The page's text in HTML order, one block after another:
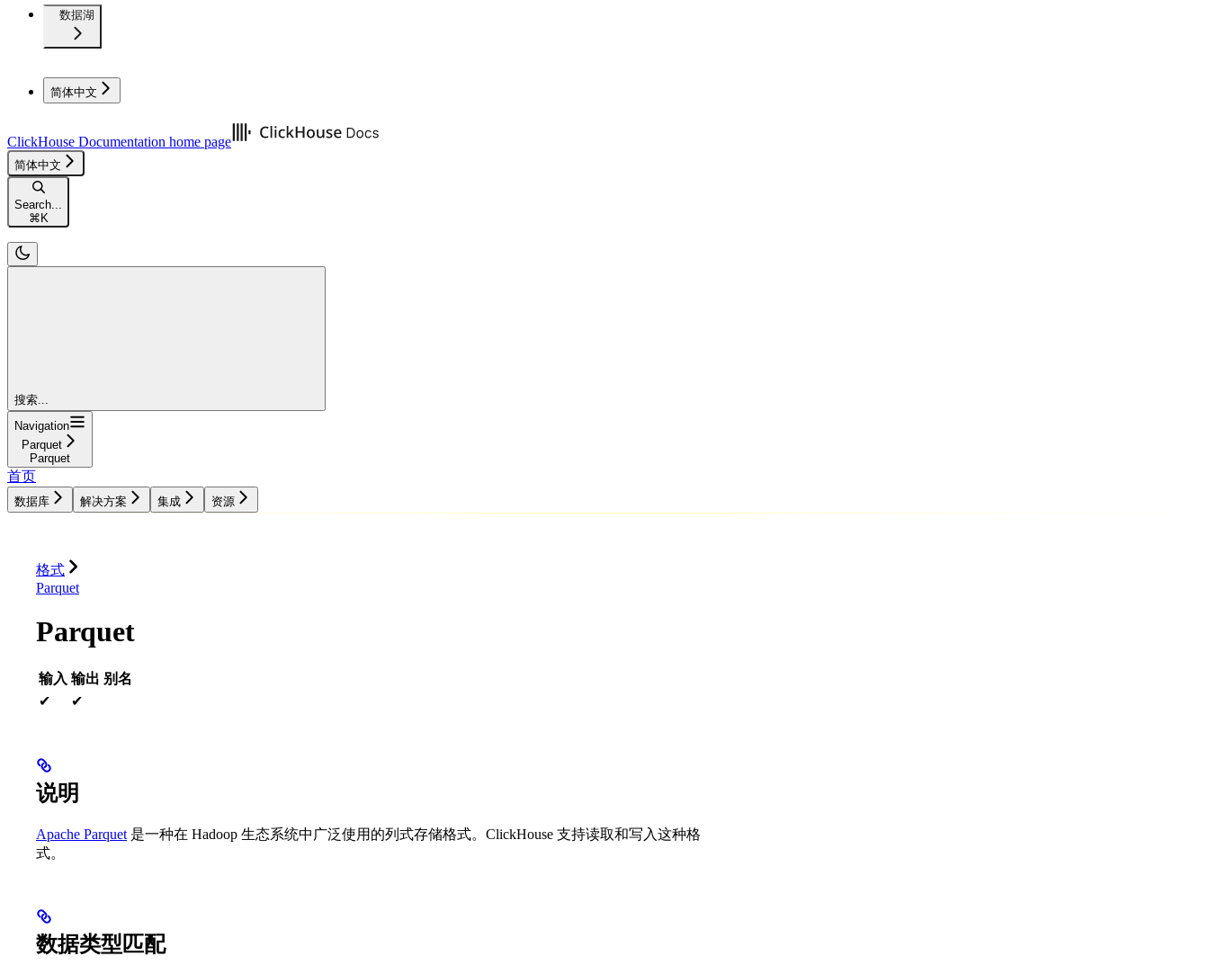
数据湖
简体中文
ClickHouse Documentation home page
简体中文
Search...
⌘K
搜索...
Navigation
Parquet
Parquet
首页
数据库 解决方案 集成 资源
格式
Parquet
Parquet
输入 输出 别名
✔
✔
说明
Apache Parquet 是一种在 Hadoop 生态系统中广泛使用的列式存储格式。ClickHouse 支持读取和写入这种格
式。
数据类型匹配